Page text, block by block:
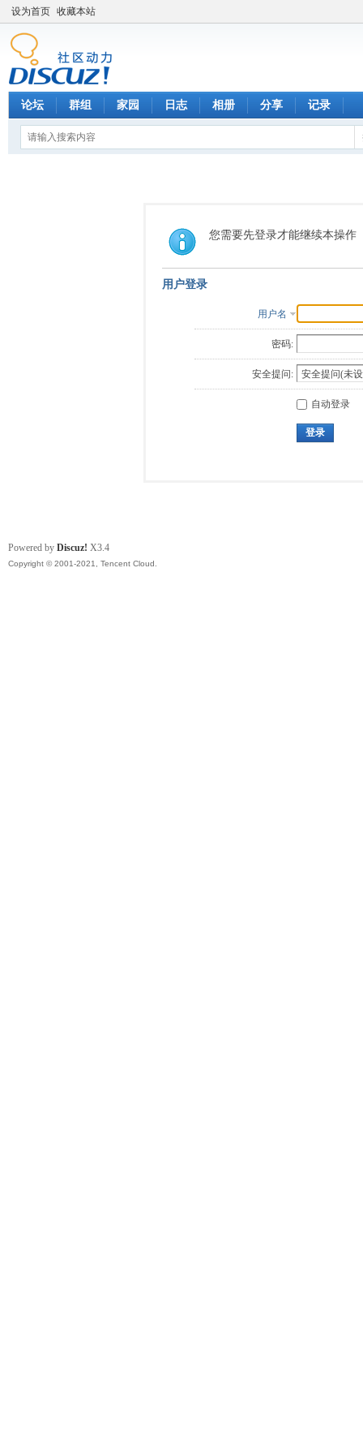
设为首页 收藏本站
论坛 群组 家园 日志 相册 分享 记录
您需要先登录才能继续本操作
用户登录
用户名
密码:
安全提问:
自动登录
登录
Powered by Discuz! X3.4
Copyright © 2001-2021, Tencent Cloud.